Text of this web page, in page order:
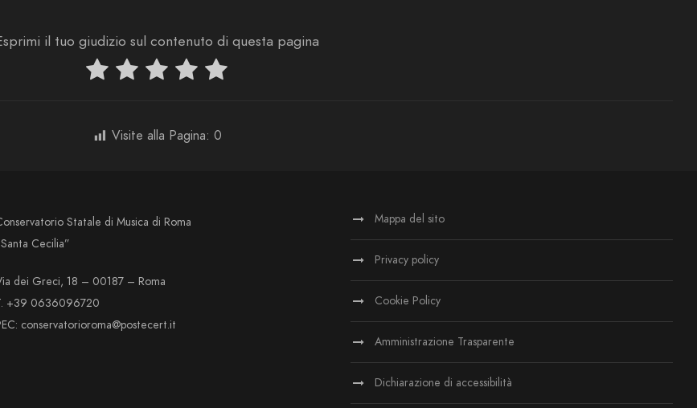
il tuo giudizio sul contenuto di questa pagina
Visite alla Pagina: 0
Statale di Musica di Roma
Cecilia”
dei Greci, 18 – 00187 – Roma
+39 0636096720
conservatorioroma@postecert.it
Mappa del sito
Privacy policy
Cookie Policy
Amministrazione Trasparente
Dichiarazione di accessibilità